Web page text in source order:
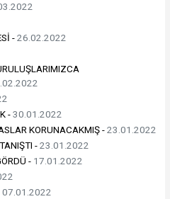
-26.02.2022
-30.01.2022
KORUNACAKMIŞ -23.01.2022
-23.01.2022
- 17.01.2022
07.01.2022